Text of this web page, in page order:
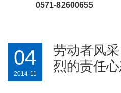
0571-82600655
04
2014-11
劳动者风
烈的责任